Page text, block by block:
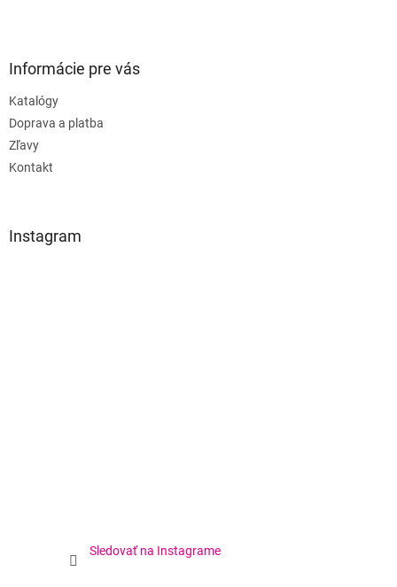
Informácie pre vás
Katalógy
Doprava a platba
Zľavy
Kontakt
Instagram
Sledovať na Instagrame